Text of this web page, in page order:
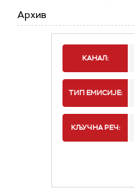
Архив
КАНАЛ:
ТИП ЕМИСИЈЕ:
КЉУЧНА РЕЧ: